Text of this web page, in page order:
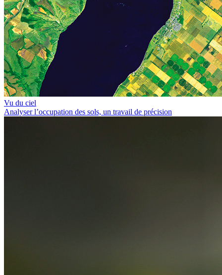
Vu du ciel
Analyser l’occupation des sols, un travail de précision